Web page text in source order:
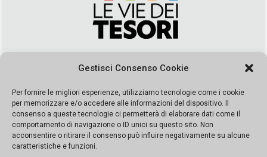
Gestisci Consenso Cookie
Per fornire le migliori esperienze, utilizziamo tecnologie come i cookie
per memorizzare e/o accedere alle informazioni del dispositivo. Il
consenso a queste tecnologie ci permetterà di elaborare dati come il
comportamento di navigazione o ID unici su questo sito. Non
acconsentire o ritirare il consenso può influire negativamente su alcune
caratteristiche e funzioni.
segreteria@leviedeitesori.it
Direttore ResponsabileMarcello Barbaro – Aut. del tribunale di
Palermo n. 19 del 2017 iscrizione al roc numero 37003 Editore
Porta Felice Srl. Sede legale: Via Libertà 93 – 90143 Palermo
Società iscritta alla Camera di Commercio di Palermo Ufficio